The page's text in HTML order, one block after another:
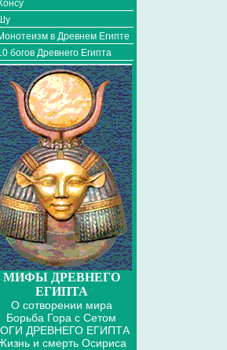
в Древнем Египте
богов Древнего Египта
МИФЫ ДРЕВНЕГО
ЕГИПТА
О сотворении мира
Борьба Гора с Сетом
ДРЕВНЕГО ЕГИПТА
и смерть Осириса